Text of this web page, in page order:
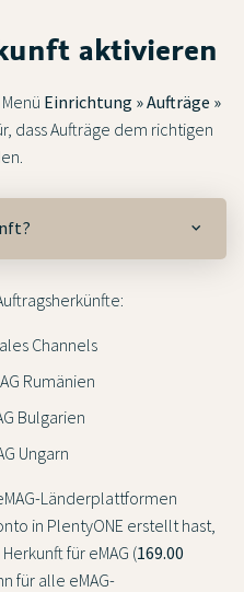
aktivieren
Einrichtung » Aufträge »
dass Aufträge dem richtigen
Channels
Rumänien
Bulgarien
Ungarn
Länderplattformen
in PlentyONE erstellt hast,
für eMAG (169.00
für alle eMAG-